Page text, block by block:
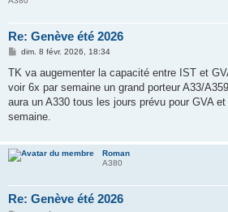
Re: Genève été 2026
M
s
a
g
dim. 8 févr. 2026, 18:34
TK va augementer la capacité entre IST et
voir 6x par semaine un grand porteur A33/
aura un A330 tous les jours prévu pour GVA
semaine.
Roman
A380
Re: Genève été 2026